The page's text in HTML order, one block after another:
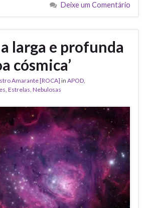
Deixe um Comentário
larga e profunda
cósmica’
Amarante [ROCA] in APOD,
, Estrelas, Nebulosas